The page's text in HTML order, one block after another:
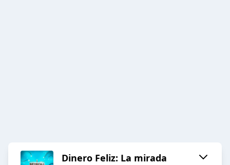
Dinero Feliz: La mirada